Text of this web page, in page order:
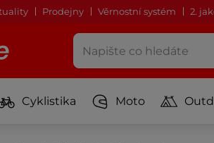
Prodejny Věrnostní systém 2.
Cyklistika Moto